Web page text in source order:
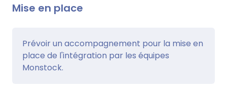
Mise en place
Prévoir un accompagnement pour la mise en
place de l'intégration par les équipes
Monstock.